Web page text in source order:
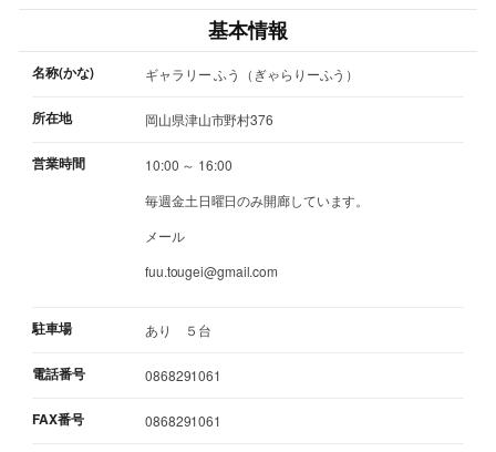
基本情報
名称(かな) ギャラリー ふう（ぎゃらりーふう）
所在地 岡山県津山市野村376
営業時間
10:00 ～ 16:00
毎週金土日曜日のみ開廊しています。
メール
fuu.tougei@gmail.com
駐車場 あり ５台
電話番号 0868291061
FAX番号 0868291061